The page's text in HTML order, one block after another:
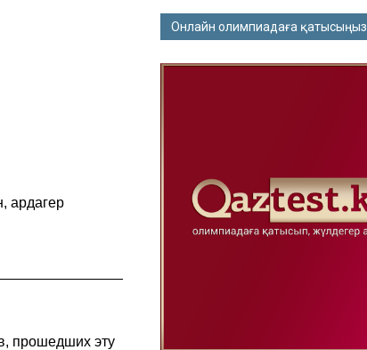
ардагер
прошедших эту
Онлайн олимпиадаға қатысыңыз